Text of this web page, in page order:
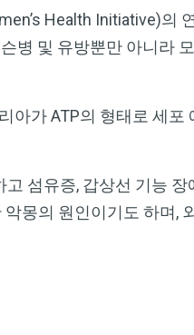
Health Initiative)의
병 및 유방뿐만 아니라
아가 ATP의 형태로 세
섬유증, 갑상선 기능
몽의 원인이기도 하며,